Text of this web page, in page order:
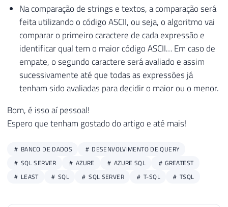
Na comparação de strings e textos, a comparação será
feita utilizando o código ASCII, ou seja, o algoritmo vai
comparar o primeiro caractere de cada expressão e
identificar qual tem o maior código ASCII… Em caso de
empate, o segundo caractere será avaliado e assim
sucessivamente até que todas as expressões já
tenham sido avaliadas para decidir o maior ou o menor.
Bom, é isso aí pessoal!
Espero que tenham gostado do artigo e até mais!
BANCO DE DADOS
DESENVOLVIMENTO DE QUERY
SQL SERVER
AZURE AZURE SQL
GREATEST
LEAST
SQL SQL SERVER T-SQL TSQL